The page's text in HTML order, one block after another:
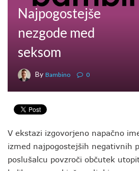
Najpogostejše
nezgode med
seksom
By Bambino 0
V ekstazi izgovorjeno napačno
izmed najpogostejših negativnih
poslušalcu povzroči občutek